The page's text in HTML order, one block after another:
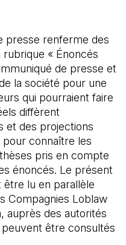
dans un nouvel onglet)
presse renferme des
« Énoncés
de presse et
la société pour une
qui pourraient faire
diffèrent
et des projections
connaître les
pris en compte
énoncés. Le présent
lu en parallèle
Compagnies Loblaw
auprès des autorités
être consultés